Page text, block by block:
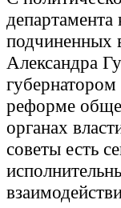
подчиненных
Александра
губернатором
реформе
органах
советы есть